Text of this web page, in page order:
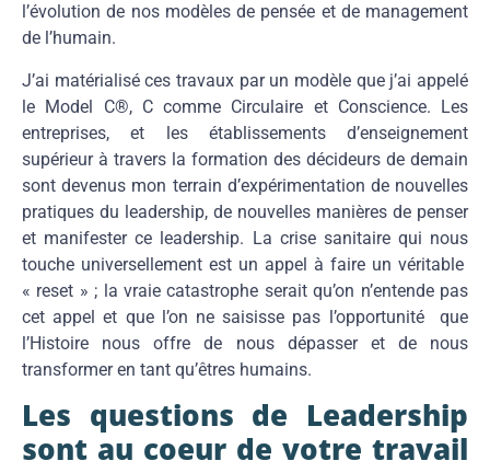
l’évolution de nos modèles de pensée et de management
de l’humain.
J’ai matérialisé ces travaux par un modèle que j’ai appelé
le Model C®, C comme Circulaire et Conscience. Les
entreprises, et les établissements d’enseignement
supérieur à travers la formation des décideurs de demain
sont devenus mon terrain d’expérimentation de nouvelles
pratiques du leadership, de nouvelles manières de penser
et manifester ce leadership. La crise sanitaire qui nous
touche universellement est un appel à faire un véritable
« reset » ; la vraie catastrophe serait qu’on n’entende pas
cet appel et que l’on ne saisisse pas l’opportunité que
l’Histoire nous offre de nous dépasser et de nous
transformer en tant qu’êtres humains.
Les questions de Leadership
sont au coeur de votre travail